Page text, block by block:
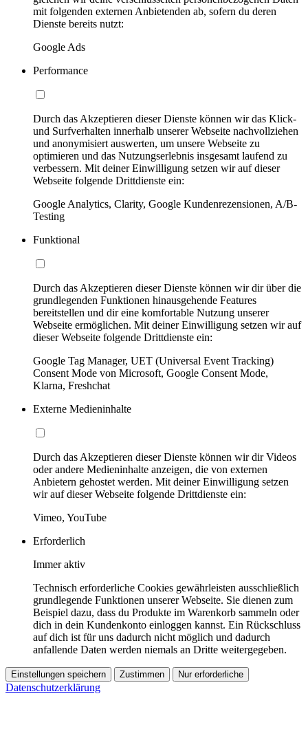
mit folgenden externen Anbietenden ab, sofern du deren
Dienste bereits nutzt:
Google Ads
Performance
Durch das Akzeptieren dieser Dienste können wir das Klick-
und Surfverhalten innerhalb unserer Webseite nachvollziehen
und anonymisiert auswerten, um unsere Webseite zu
optimieren und das Nutzungserlebnis insgesamt laufend zu
verbessern. Mit deiner Einwilligung setzen wir auf dieser
Webseite folgende Drittdienste ein:
Google Analytics, Clarity, Google Kundenrezensionen, A/B-
Testing
Funktional
Durch das Akzeptieren dieser Dienste können wir dir über die
grundlegenden Funktionen hinausgehende Features
bereitstellen und dir eine komfortable Nutzung unserer
Webseite ermöglichen. Mit deiner Einwilligung setzen wir auf
dieser Webseite folgende Drittdienste ein:
Google Tag Manager, UET (Universal Event Tracking)
Consent Mode von Microsoft, Google Consent Mode,
Klarna, Freshchat
Externe Medieninhalte
Durch das Akzeptieren dieser Dienste können wir dir Videos
oder andere Medieninhalte anzeigen, die von externen
Anbietern gehostet werden. Mit deiner Einwilligung setzen
wir auf dieser Webseite folgende Drittdienste ein:
Vimeo, YouTube
Erforderlich
Immer aktiv
Technisch erforderliche Cookies gewährleisten ausschließlich
grundlegende Funktionen unserer Webseite. Sie dienen zum
Beispiel dazu, dass du Produkte im Warenkorb sammeln oder
dich in dein Kundenkonto einloggen kannst. Ein Rückschluss
auf dich ist für uns dadurch nicht möglich und dadurch
anfallende Daten werden niemals an Dritte weitergegeben.
Einstellungen speichern Zustimmen Nur erforderliche
Datenschutzerklärung